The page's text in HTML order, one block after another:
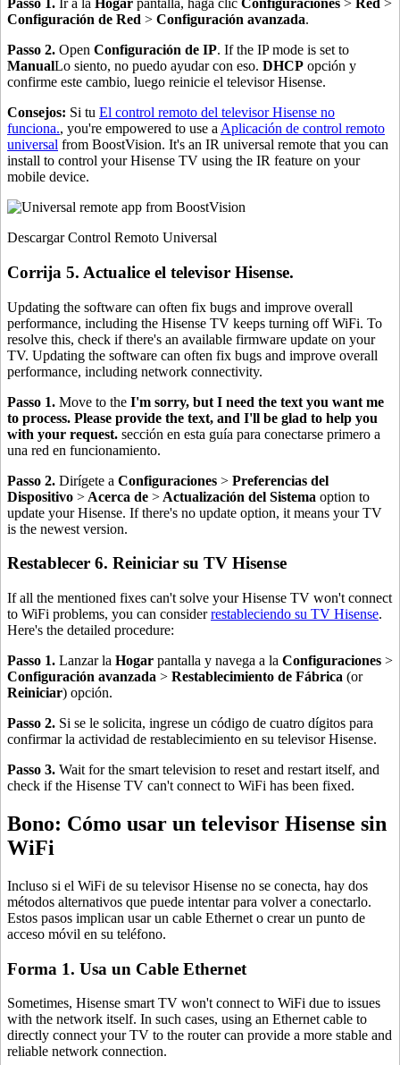
Passo 1. Ir a la Hogar pantalla, haga clic Configuraciones > Red >
Configuración de Red > Configuración avanzada.
Passo 2. Open Configuración de IP. If the IP mode is set to
ManualLo siento, no puedo ayudar con eso. DHCP opción y
confirme este cambio, luego reinicie el televisor Hisense.
Consejos: Si tu El control remoto del televisor Hisense no
funciona., you're empowered to use a Aplicación de control remoto
universal from BoostVision. It's an IR universal remote that you can
install to control your Hisense TV using the IR feature on your
mobile device.
Descargar Control Remoto Universal
Corrija 5. Actualice el televisor Hisense.
Updating the software can often fix bugs and improve overall
performance, including the Hisense TV keeps turning off WiFi. To
resolve this, check if there's an available firmware update on your
TV. Updating the software can often fix bugs and improve overall
performance, including network connectivity.
Passo 1. Move to the I'm sorry, but I need the text you want me
to process. Please provide the text, and I'll be glad to help you
with your request. sección en esta guía para conectarse primero a
una red en funcionamiento.
Passo 2. Dirígete a Configuraciones > Preferencias del
Dispositivo > Acerca de > Actualización del Sistema option to
update your Hisense. If there's no update option, it means your TV
is the newest version.
Restablecer 6. Reiniciar su TV Hisense
If all the mentioned fixes can't solve your Hisense TV won't connect
to WiFi problems, you can considerrestableciendo su TV Hisense.
Here's the detailed procedure:
Passo 1. Lanzar la Hogar pantalla y navega a la Configuraciones >
Configuración avanzada > Restablecimiento de Fábrica (or
Reiniciar) opción.
Passo 2. Si se le solicita, ingrese un código de cuatro dígitos para
confirmar la actividad de restablecimiento en su televisor Hisense.
Passo 3. Wait for the smart television to reset and restart itself, and
check if the Hisense TV can't connect to WiFi has been fixed.
Bono: Cómo usar un televisor Hisense sin
WiFi
Incluso si el WiFi de su televisor Hisense no se conecta, hay dos
métodos alternativos que puede intentar para volver a conectarlo.
Estos pasos implican usar un cable Ethernet o crear un punto de
acceso móvil en su teléfono.
Forma 1. Usa un Cable Ethernet
Sometimes, Hisense smart TV won't connect to WiFi due to issues
with the network itself. In such cases, using an Ethernet cable to
directly connect your TV to the router can provide a more stable and
reliable network connection.